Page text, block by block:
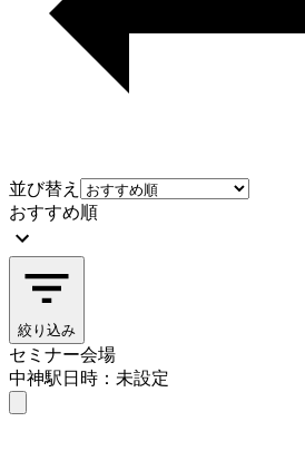
並び替え
おすすめ順
絞り込み
セミナー会場
中神駅日時：未設定